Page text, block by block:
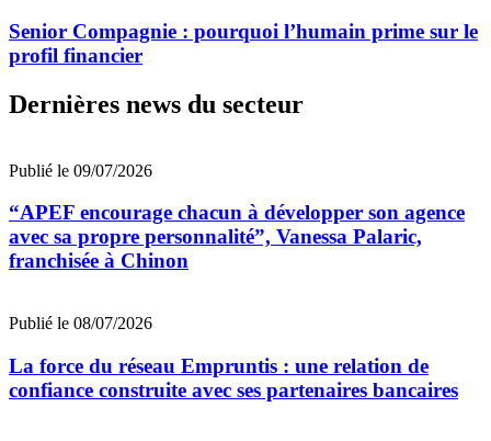
Senior Compagnie : pourquoi l’humain prime sur le
profil financier
Dernières news du secteur
Publié le 09/07/2026
“APEF encourage chacun à développer son agence
avec sa propre personnalité”, Vanessa Palaric,
franchisée à Chinon
Publié le 08/07/2026
La force du réseau Empruntis : une relation de
confiance construite avec ses partenaires bancaires